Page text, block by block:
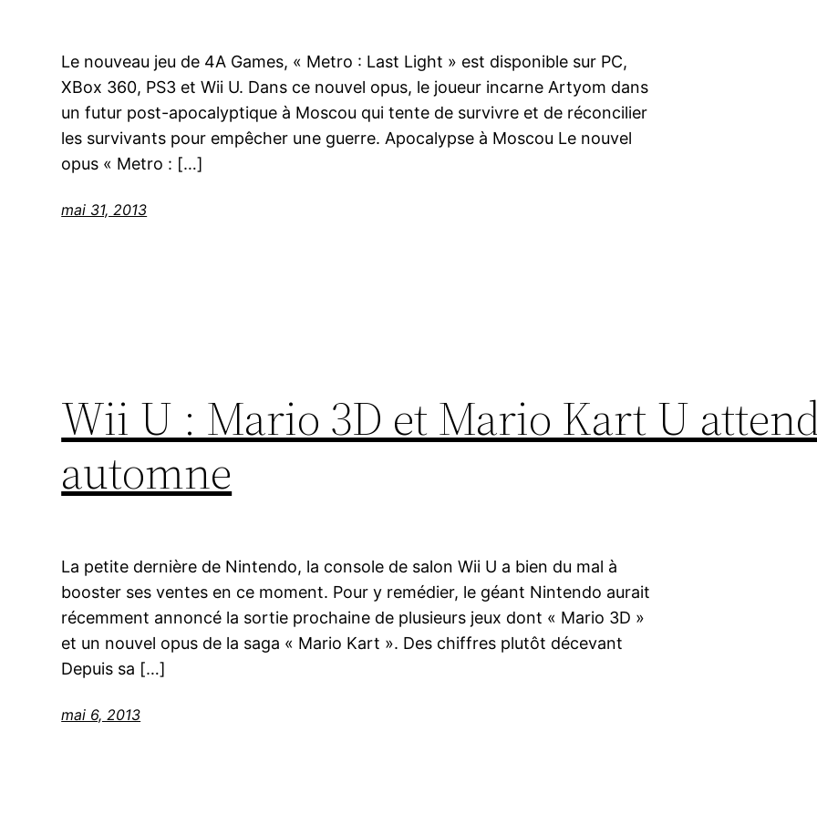
Le nouveau jeu de 4A Games, « Metro : Last Light » est disponible sur PC,
XBox 360, PS3 et Wii U. Dans ce nouvel opus, le joueur incarne Artyom dans
un futur post-apocalyptique à Moscou qui tente de survivre et de réconcilier
les survivants pour empêcher une guerre. Apocalypse à Moscou Le nouvel
opus « Metro : […]
mai 31, 2013
Wii U : Mario 3D et Mario Kart U
automne
La petite dernière de Nintendo, la console de salon Wii U a bien du mal à
booster ses ventes en ce moment. Pour y remédier, le géant Nintendo aurait
récemment annoncé la sortie prochaine de plusieurs jeux dont « Mario 3D »
et un nouvel opus de la saga « Mario Kart ». Des chiffres plutôt décevant
Depuis sa […]
mai 6, 2013